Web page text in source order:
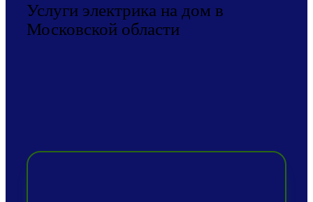
Услуги электрика на дом в
Московской области